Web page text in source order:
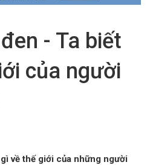
- Ta biết
của người
về thế giới của những người